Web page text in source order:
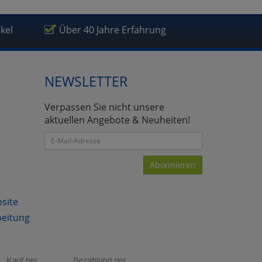
Über 40 Jahre Erfahrung
NEWSLETTER
Verpassen Sie nicht unsere
aktuellen Angebote & Neuheiten!
Abonnieren